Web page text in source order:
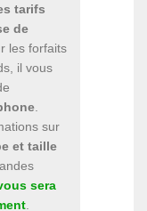
tarifs
de
les forfaits
il vous
sur
et taille
sera